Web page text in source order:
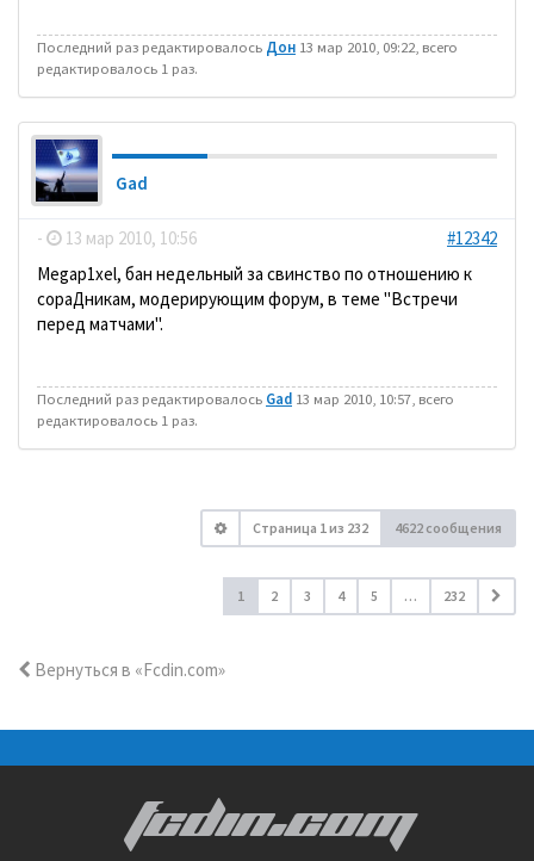
Последний раз редактировалось Дон 13 мар 2010, 09:22, всего
редактировалось 1 раз.
Gad
- 13 мар 2010, 10:56
#12342
Megap1xel, бан недельный за свинство по отношению к
сораДникам, модерирующим форум, в теме "Встречи
перед матчами".
Последний раз редактировалось Gad 13 мар 2010, 10:57, всего
редактировалось 1 раз.
Страница 1из 232 4622 сообщения
1 2 3 4 5 … 232
Вернуться в «Fcdin.com»
FCDIN.COM